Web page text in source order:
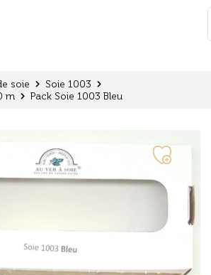
:
soie
Soie 1003
m
Pack Soie 1003 Bleu
cookies